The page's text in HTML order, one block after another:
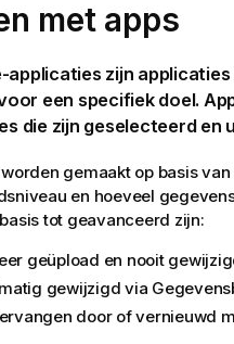
met apps
applicaties zijn
een specifiek doel.
die zijn geselecteerd
gemaakt op basis
en hoeveel
tot geavanceerd zijn:
geüpload en nooit
gewijzigd via
door of vernieuwd